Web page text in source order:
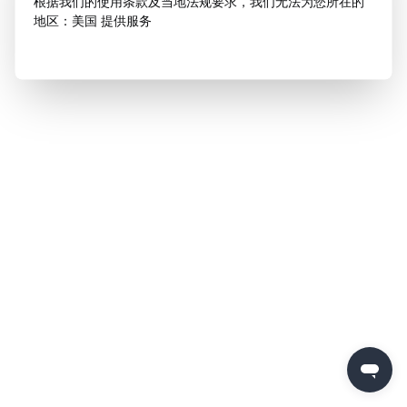
地区：美国 提供服务